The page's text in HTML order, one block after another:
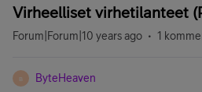
Virheelliset virhetilanteet
Forum|Forum|10 years ago 1
B ByteHeaven